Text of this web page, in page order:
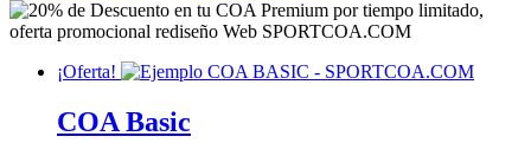
¡Oferta!
COA Basic